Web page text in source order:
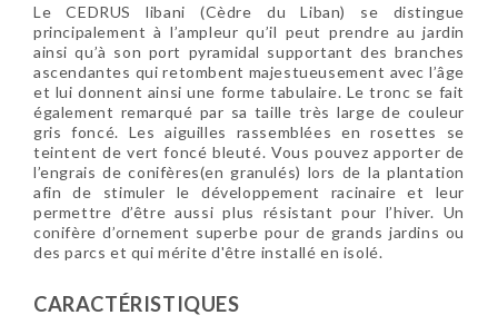
Le CEDRUS libani (Cèdre du Liban) se distingue
principalement à l’ampleur qu’il peut prendre au jardin
ainsi qu’à son port pyramidal supportant des branches
ascendantes qui retombent majestueusement avec l’âge
et lui donnent ainsi une forme tabulaire. Le tronc se fait
également remarqué par sa taille très large de couleur
gris foncé. Les aiguilles rassemblées en rosettes se
teintent de vert foncé bleuté. Vous pouvez apporter de
l’engrais de conifères(en granulés) lors de la plantation
afin de stimuler le développement racinaire et leur
permettre d’être aussi plus résistant pour l’hiver. Un
conifère d’ornement superbe pour de grands jardins ou
des parcs et qui mérite d'être installé en isolé.
CARACTÉRISTIQUES